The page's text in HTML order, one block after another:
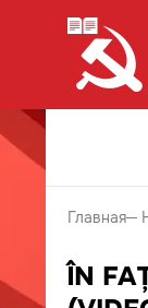
Главная
ÎN